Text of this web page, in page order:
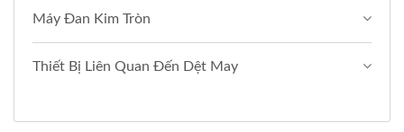
Máy Đan Kim Tròn
Thiết Bị Liên Quan Đến Dệt May